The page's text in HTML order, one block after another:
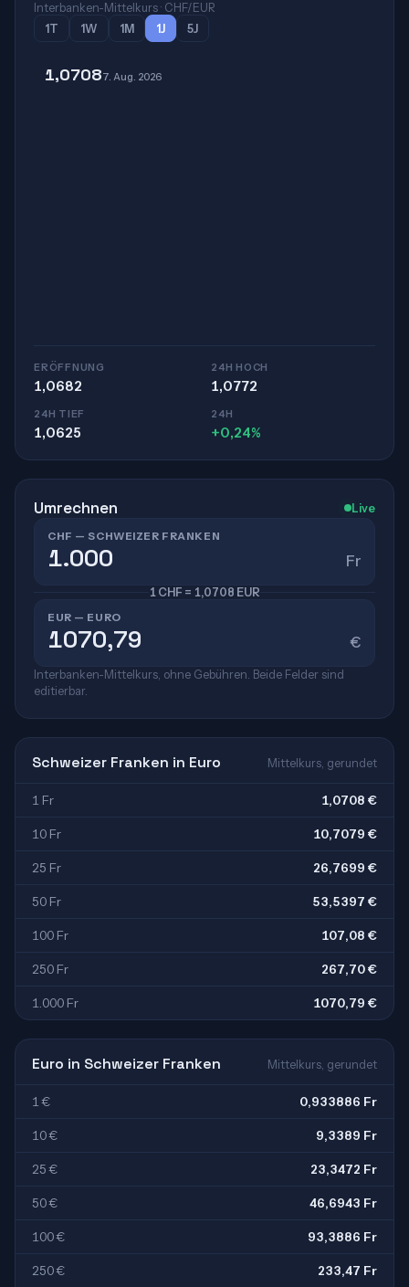
Interbanken-Mittelkurs · CHF/EUR
1T
1W 1M 1J 5J
1,07087. Aug. 2026
ERÖFFNUNG
1,0682
24H HOCH
1,0772
24H TIEF
1,0625
24H
+0,24%
Umrechnen Live
CHF — SCHWEIZER FRANKEN
Fr
1 CHF = 1,0708 EUR
EUR — EURO
€
Interbanken-Mittelkurs, ohne Gebühren. Beide Felder sind
editierbar.
Schweizer Franken in Euro Mittelkurs, gerundet
1 Fr 1,0708 €
10 Fr 10,7079 €
25 Fr 26,7699 €
50 Fr 53,5397 €
100 Fr 107,08 €
250 Fr 267,70 €
1.000 Fr 1070,79 €
Euro in Schweizer Franken Mittelkurs, gerundet
1 € 0,933886 Fr
10 € 9,3389 Fr
25 € 23,3472 Fr
50 € 46,6943 Fr
100 € 93,3886 Fr
250 € 233,47 Fr